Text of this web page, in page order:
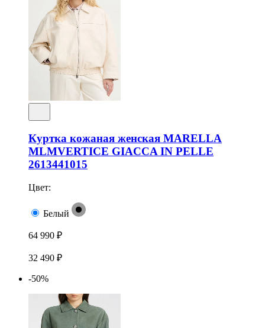
Куртка кожаная женская MARELLA
MLMVERTICE GIACCA IN PELLE
2613441015
Цвет:
Белый
64 990 ₽
32 490 ₽
-50%